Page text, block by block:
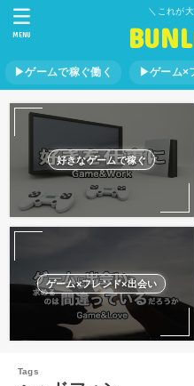
＼これが
▶︎ゲームで稼ぐ働く ▶︎ゲーム×
MENU
好きなゲームで稼ぐ
ゲーム×フレンド×出会い